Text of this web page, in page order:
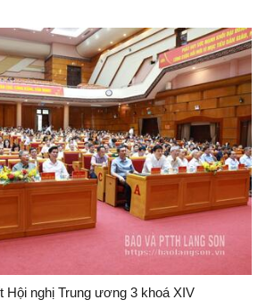
Hội nghị Trung ương 3 khoá XIV